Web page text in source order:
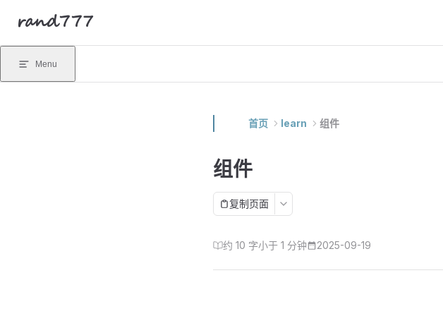
Skip to content
rand777
Menu
首页 learn 组件
组件
复制页面
约 10 字小于 1 分钟 2025-09-19